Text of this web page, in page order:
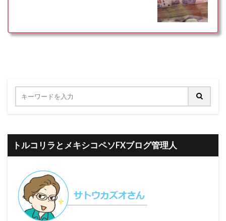
トルコリラとメキシコペソFXブログ管理人